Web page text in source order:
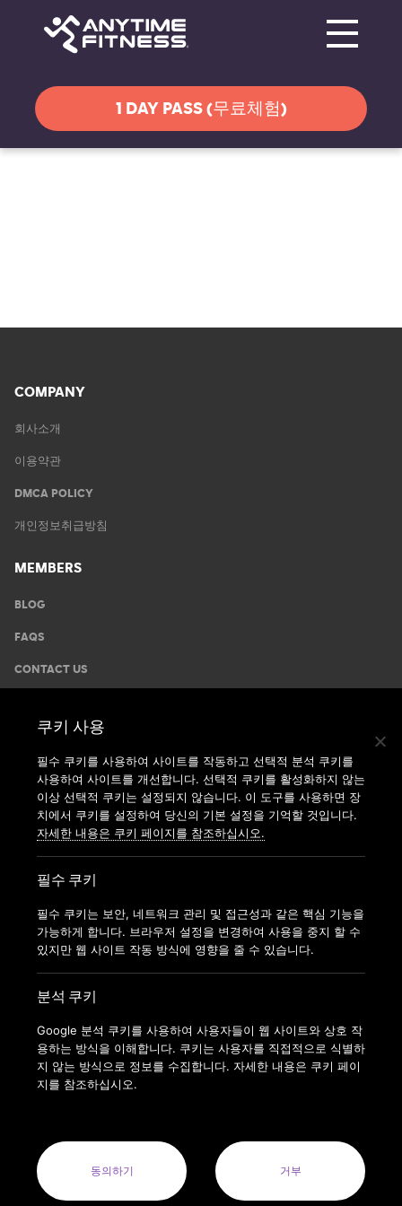
1 DAY PASS (무료체험)
COMPANY
회사소개
이용약관
DMCA POLICY
개인정보취급방침
MEMBERS
BLOG
FAQS
CONTACT US
지점찾기
가맹신청
COPYRIGHT © 2022 ANYTIMEFITNESSKOREA ALL RIGHTS
업자번호 : 164-88-01413
사업자명: 주식회사 모던휘트니스코리아(MODERN FITNESS KOREA
CO. LTD.) 대표자: 오혁진
쿠키 사용
필수 쿠키를 사용하여 사이트를 작동하고 선택적 분석 쿠키를
사용하여 사이트를 개선합니다. 선택적 쿠키를 활성화하지 않는
이상 선택적 쿠키는 설정되지 않습니다. 이 도구를 사용하면 장
치에서 쿠키를 설정하여 당신의 기본 설정을 기억할 것입니다.
자세한 내용은 쿠키 페이지를 참조하십시오.
필수 쿠키
필수 쿠키는 보안, 네트워크 관리 및 접근성과 같은 핵심 기능을
가능하게 합니다. 브라우저 설정을 변경하여 사용을 중지 할 수
있지만 웹 사이트 작동 방식에 영향을 줄 수 있습니다.
분석 쿠키
Google 분석 쿠키를 사용하여 사용자들이 웹 사이트와 상호 작
용하는 방식을 이해합니다. 쿠키는 사용자를 직접적으로 식별하
지 않는 방식으로 정보를 수집합니다. 자세한 내용은 쿠키 페이
지를 참조하십시오.
동의하기 거부